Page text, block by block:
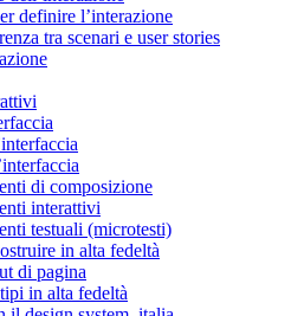
definire l’interazione
tra scenari e user stories
di composizione
interattivi
testuali (microtesti)
in alta fedeltà
di pagina
in alta fedeltà